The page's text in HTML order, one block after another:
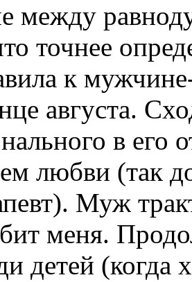
между
точнее
к
августа.
в его
любви (так
Муж
меня.
детей (когда